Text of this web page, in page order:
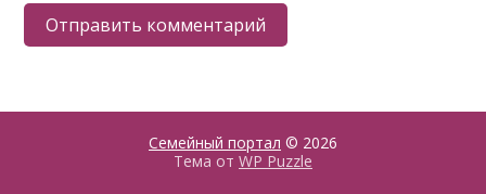
Семейный портал © 2026
Тема от WP Puzzle